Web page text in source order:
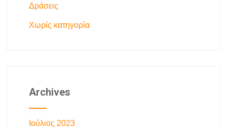
Δράσεις
Χωρίς κατηγορία
Archives
Ιούλιος 2023